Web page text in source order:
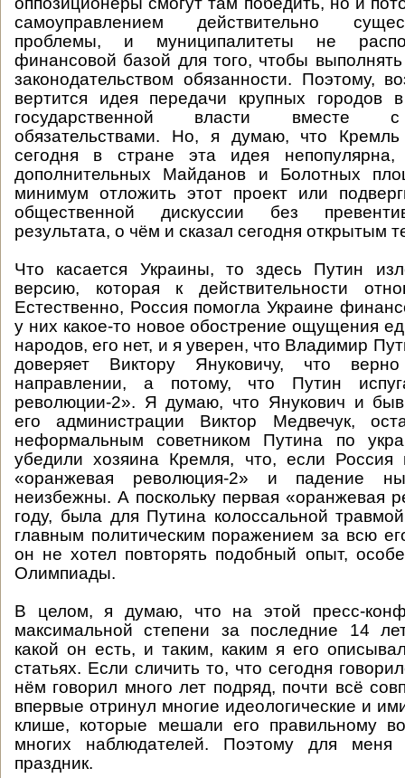
самоуправлением действительно
проблемы, и муниципалитеты не
финансовой базой для того, чтобы
законодательством обязанности. Поэтому,
вертится идея передачи крупных городов
государственной власти вместе
обязательствами. Но, я думаю, что Кремль
сегодня в стране эта идея
дополнительных Майданов и Болотных
минимум отложить этот проект или
общественной дискуссии без
результата, о чём и сказал сегодня открытым
Что касается Украины, то здесь Путин
версию, которая к действительности
Естественно, Россия помогла Украине
у них какое-то новое обострение ощущения
народов, его нет, и я уверен, что Владимир
доверяет Виктору Януковичу, что
направлении, а потому, что Путин
революции-2». Я думаю, что Янукович и
его администрации Виктор Медвечук,
неформальным советником Путина по
убедили хозяина Кремля, что, если Россия
«оранжевая революция-2» и падение
неизбежны. А поскольку первая «оранжевая
году, была для Путина колоссальной
главным политическим поражением за всю
он не хотел повторять подобный опыт,
Олимпиады.
В целом, я думаю, что на этой пресс-
максимальной степени за последние 14
какой он есть, и таким, каким я его
статьях. Если сличить то, что сегодня
нём говорил много лет подряд, почти всё
впервые отринул многие идеологические и
клише, которые мешали его правильному
многих наблюдателей. Поэтому для меня
праздник.